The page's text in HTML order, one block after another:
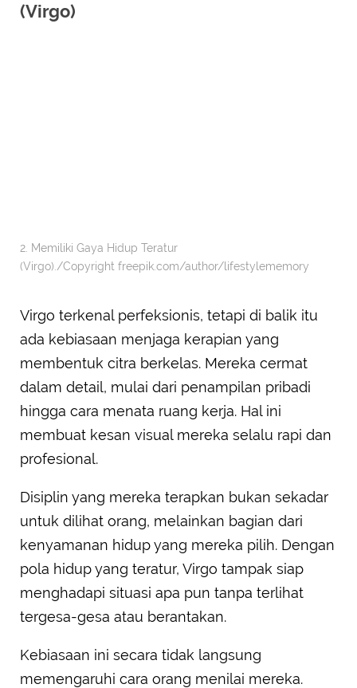
(Virgo)
2. Memiliki Gaya Hidup Teratur
(Virgo)./Copyright freepik.com/author/lifestylememory
Virgo terkenal perfeksionis, tetapi di balik itu
ada kebiasaan menjaga kerapian yang
membentuk citra berkelas. Mereka cermat
dalam detail, mulai dari penampilan pribadi
hingga cara menata ruang kerja. Hal ini
membuat kesan visual mereka selalu rapi dan
profesional.
Disiplin yang mereka terapkan bukan sekadar
untuk dilihat orang, melainkan bagian dari
kenyamanan hidup yang mereka pilih. Dengan
pola hidup yang teratur, Virgo tampak siap
menghadapi situasi apa pun tanpa terlihat
tergesa-gesa atau berantakan.
Kebiasaan ini secara tidak langsung
memengaruhi cara orang menilai mereka.